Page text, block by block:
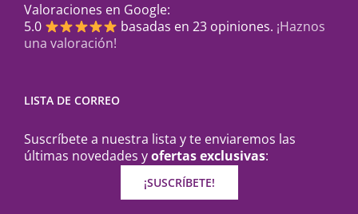
Valoraciones en Google:
5.0
basadas en 23 opiniones. ¡Haznos
una valoración!
LISTA DE CORREO
Suscríbete a nuestra lista y te enviaremos las
últimas novedades yofertas exclusivas:
¡SUSCRÍBETE!